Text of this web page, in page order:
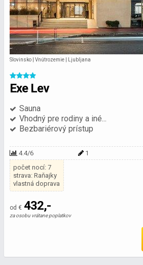
Slovinsko | Vnútrozemie | Ljubljana
Exe Lev
Sauna
Vhodný pre rodiny a iné...
Bezbariérový prístup
4.4/6 1
počet nocí: 7
strava: Raňajky
vlastná doprava
od € 432,-
za osobu vrátane poplatkov